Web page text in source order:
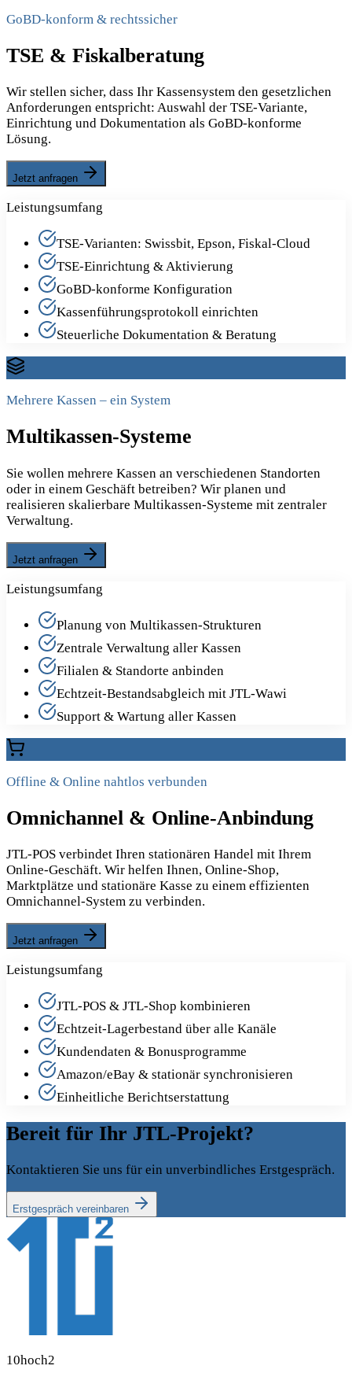
GoBD-konform & rechtssicher
TSE & Fiskalberatung
Wir stellen sicher, dass Ihr Kassensystem den gesetzlichen
Anforderungen entspricht: Auswahl der TSE-Variante,
Einrichtung und Dokumentation als GoBD-konforme
Lösung.
Jetzt anfragen
Leistungsumfang
TSE-Varianten: Swissbit, Epson, Fiskal-Cloud
TSE-Einrichtung & Aktivierung
GoBD-konforme Konfiguration
Kassenführungsprotokoll einrichten
Steuerliche Dokumentation & Beratung
Mehrere Kassen – ein System
Multikassen-Systeme
Sie wollen mehrere Kassen an verschiedenen Standorten
oder in einem Geschäft betreiben? Wir planen und
realisieren skalierbare Multikassen-Systeme mit zentraler
Verwaltung.
Jetzt anfragen
Leistungsumfang
Planung von Multikassen-Strukturen
Zentrale Verwaltung aller Kassen
Filialen & Standorte anbinden
Echtzeit-Bestandsabgleich mit JTL-Wawi
Support & Wartung aller Kassen
Offline & Online nahtlos verbunden
Omnichannel & Online-Anbindung
JTL-POS verbindet Ihren stationären Handel mit Ihrem
Online-Geschäft. Wir helfen Ihnen, Online-Shop,
Marktplätze und stationäre Kasse zu einem effizienten
Omnichannel-System zu verbinden.
Jetzt anfragen
Leistungsumfang
JTL-POS & JTL-Shop kombinieren
Echtzeit-Lagerbestand über alle Kanäle
Kundendaten & Bonusprogramme
Amazon/eBay & stationär synchronisieren
Einheitliche Berichtserstattung
Bereit für Ihr JTL-Projekt?
Kontaktieren Sie uns für ein unverbindliches Erstgespräch.
Erstgespräch vereinbaren
10hoch2